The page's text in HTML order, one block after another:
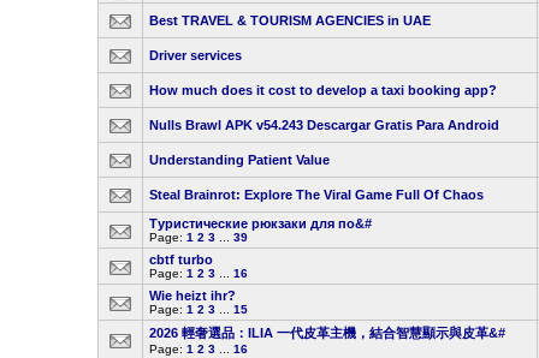
Best TRAVEL & TOURISM AGENCIES in UAE
Driver services
How much does it cost to develop a taxi booking app?
Nulls Brawl APK v54.243 Descargar Gratis Para Android
Understanding Patient Value
Steal Brainrot: Explore The Viral Game Full Of Chaos
Туристические рюкзаки для по&#
Page: 1 2 3... 39
cbtf turbo
Page: 1 2 3... 16
Wie heizt ihr?
Page: 1 2 3... 15
2026 輕奢選品：ILIA 一代皮革主機，結合智慧顯示與皮革&#
Page: 1 2 3... 16